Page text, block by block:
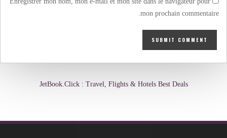
mon prochain commentaire.
JetBook.Click : Travel, Flights & Hotels Best Deals